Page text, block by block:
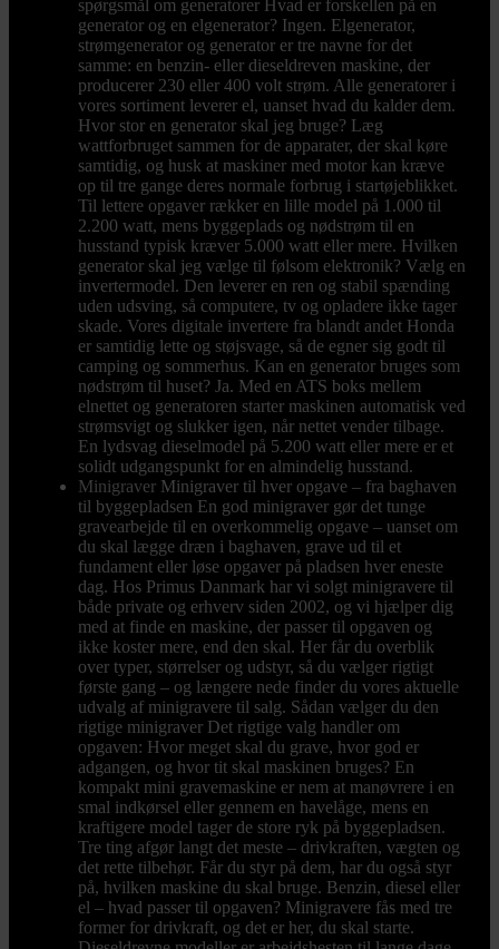
spørgsmål om generatorer Hvad er forskellen på en
generator og en elgenerator? Ingen. Elgenerator,
strømgenerator og generator er tre navne for det
samme: en benzin- eller dieseldreven maskine, der
producerer 230 eller 400 volt strøm. Alle generatorer i
vores sortiment leverer el, uanset hvad du kalder dem.
Hvor stor en generator skal jeg bruge? Læg
wattforbruget sammen for de apparater, der skal køre
samtidig, og husk at maskiner med motor kan kræve
op til tre gange deres normale forbrug i startøjeblikket.
Til lettere opgaver rækker en lille model på 1.000 til
2.200 watt, mens byggeplads og nødstrøm til en
husstand typisk kræver 5.000 watt eller mere. Hvilken
generator skal jeg vælge til følsom elektronik? Vælg en
invertermodel. Den leverer en ren og stabil spænding
uden udsving, så computere, tv og opladere ikke tager
skade. Vores digitale invertere fra blandt andet Honda
er samtidig lette og støjsvage, så de egner sig godt til
camping og sommerhus. Kan en generator bruges som
nødstrøm til huset? Ja. Med en ATS boks mellem
elnettet og generatoren starter maskinen automatisk ved
strømsvigt og slukker igen, når nettet vender tilbage.
En lydsvag dieselmodel på 5.200 watt eller mere er et
solidt udgangspunkt for en almindelig husstand.
Minigraver Minigraver til hver opgave – fra baghaven
til byggepladsen En god minigraver gør det tunge
gravearbejde til en overkommelig opgave – uanset om
du skal lægge dræn i baghaven, grave ud til et
fundament eller løse opgaver på pladsen hver eneste
dag. Hos Primus Danmark har vi solgt minigravere til
både private og erhverv siden 2002, og vi hjælper dig
med at finde en maskine, der passer til opgaven og
ikke koster mere, end den skal. Her får du overblik
over typer, størrelser og udstyr, så du vælger rigtigt
første gang – og længere nede finder du vores aktuelle
udvalg af minigravere til salg. Sådan vælger du den
rigtige minigraver Det rigtige valg handler om
opgaven: Hvor meget skal du grave, hvor god er
adgangen, og hvor tit skal maskinen bruges? En
kompakt mini gravemaskine er nem at manøvrere i en
smal indkørsel eller gennem en havelåge, mens en
kraftigere model tager de store ryk på byggepladsen.
Tre ting afgør langt det meste – drivkraften, vægten og
det rette tilbehør. Får du styr på dem, har du også styr
på, hvilken maskine du skal bruge. Benzin, diesel eller
el – hvad passer til opgaven? Minigravere fås med tre
former for drivkraft, og det er her, du skal starte.